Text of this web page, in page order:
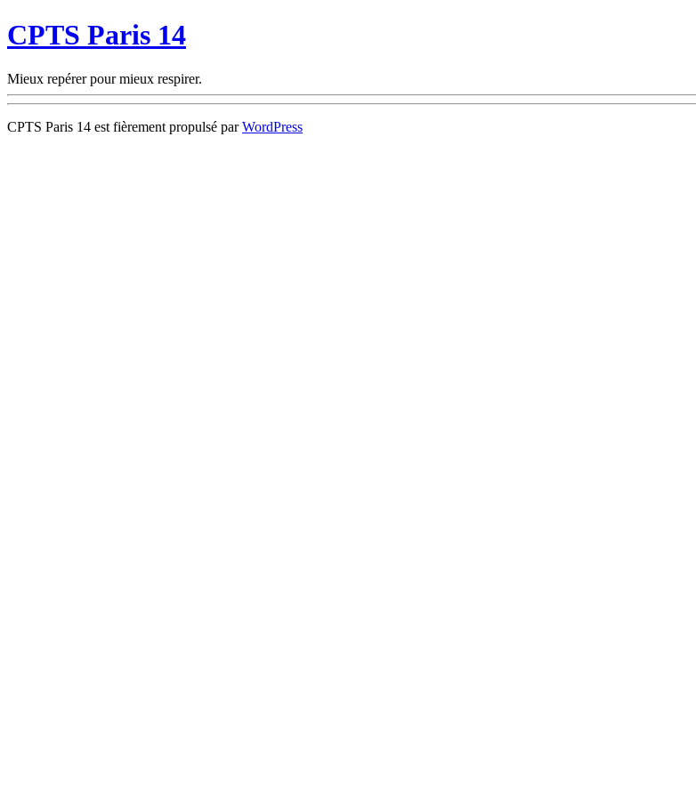
CPTS Paris 14
Mieux repérer pour mieux respirer.
CPTS Paris 14 est fièrement propulsé parWordPress